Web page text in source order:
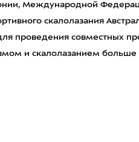
Международной
скалолазания
проведения совместных
и скалолазанием